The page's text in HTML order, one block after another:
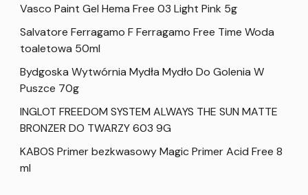
Vasco Paint Gel Hema Free 03 Light Pink 5g
Salvatore Ferragamo F Ferragamo Free Time Woda
toaletowa 50ml
Bydgoska Wytwórnia Mydła Mydło Do Golenia W
Puszce 70g
INGLOT FREEDOM SYSTEM ALWAYS THE SUN MATTE
BRONZER DO TWARZY 603 9G
KABOS Primer bezkwasowy Magic Primer Acid Free 8
ml